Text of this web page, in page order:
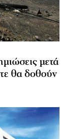
μετά
θα δοθούν